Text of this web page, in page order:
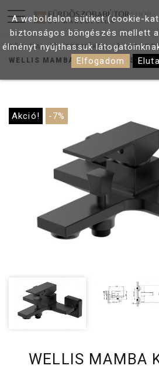
FŐOLDAL TERMÉKEK
WELLIS MAMBA KÁDTÖLTŐ
Akció! -7%
WELLIS MAMBA
A weboldalon sütiket (cookie-
biztonságos böngészés mellett
élményt nyújthassuk
Elfogadom